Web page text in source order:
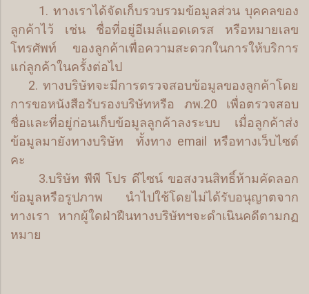
1. ทางเราได้จัดเก็บรวบรวมข้อมูลส่วน บุคคลของ
ลูกค้าไว้ เช่น ชื่อที่อยู่อีเมล์แอดเดรส หรือหมายเลข
โทรศัพท์ ของลูกค้าเพื่อความสะดวกในการให้บริการ
แก่ลูกค้าในครั้งต่อไป
2. ทางบริษัทจะมีการตรวจสอบข้อมูลของลูกค้าโดย
การขอหนังสือรับรองบริษัทหรือ ภพ.20 เพื่อตรวจสอบ
ชื่อและที่อยู่ก่อนเก็บข้อมูลลูกค้าลงระบบ เมื่อลูกค้าส่ง
ข้อมูลมายังทางบริษัท ทั้งทาง email หรือทางเว็บไซต์
คะ
3.บริษัท พีพี โปร ดีไซน์ ขอสงวนสิทธิ์ห้ามคัดลอก
ข้อมูลหรือรูปภาพ นำไปใช้โดยไม่ได้รับอนุญาตจาก
ทางเรา หากผู้ใดฝ่าฝืนทางบริษัทฯจะดำเนินคดีตามกฏ
หมาย